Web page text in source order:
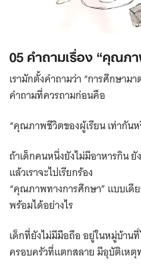
05 คำถามเรื่อง “คุณภ
เรามักตั้งคำถามว่า “การศึกษา
คำถามที่ควรถามก่อนคือ
“คุณภาพชีวิตของผู้เรียน เท่ากันห
ถ้าเด็กคนหนึ่งยังไม่มีอาหารกิน ยั
แล้วเราจะไปเรียกร้อง
“คุณภาพทางการศึกษา” แบบเดี
พร้อมได้อย่างไร
เด็กที่ยังไม่มีมือถือ อยู่ในหมู่บ้าน
ครอบครัวที่แตกสลาย มีอุบัติเหตุ